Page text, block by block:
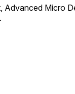
Advanced Micro